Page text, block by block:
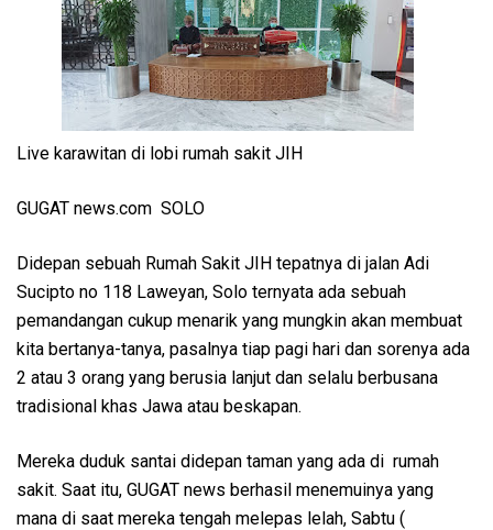
Live karawitan di lobi rumah sakit JIH
GUGAT news.com SOLO
Didepan sebuah Rumah Sakit JIH tepatnya di jalan Adi
Sucipto no 118 Laweyan, Solo ternyata ada sebuah
pemandangan cukup menarik yang mungkin akan membuat
kita bertanya-tanya, pasalnya tiap pagi hari dan sorenya ada
2 atau 3 orang yang berusia lanjut dan selalu berbusana
tradisional khas Jawa atau beskapan.
Mereka duduk santai didepan taman yang ada di rumah
sakit. Saat itu, GUGAT news berhasil menemuinya yang
mana di saat mereka tengah melepas lelah, Sabtu (